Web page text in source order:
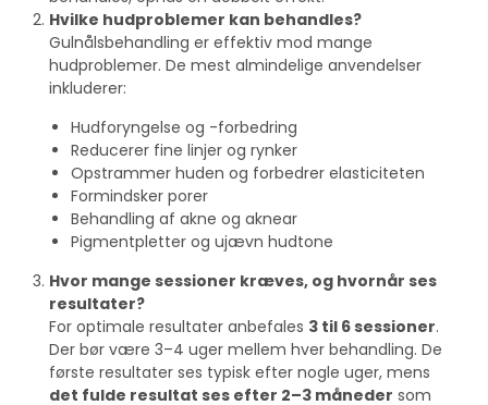
Hvilke hudproblemer kan behandles?
Gulnålsbehandling er effektiv mod mange
hudproblemer. De mest almindelige anvendelser
inkluderer:
Hudforyngelse og -forbedring
Reducerer fine linjer og rynker
Opstrammer huden og forbedrer elasticiteten
Formindsker porer
Behandling af akne og aknear
Pigmentpletter og ujævn hudtone
Hvor mange sessioner kræves, og hvornår ses
resultater?
For optimale resultater anbefales 3 til 6 sessioner.
Der bør være 3–4 uger mellem hver behandling. De
første resultater ses typisk efter nogle uger, mens
det fulde resultat ses efter 2–3 måneder som